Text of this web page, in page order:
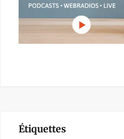
Étiquettes